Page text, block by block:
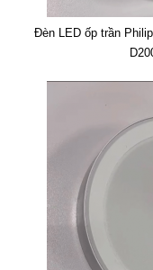
Đèn LED ốp trần